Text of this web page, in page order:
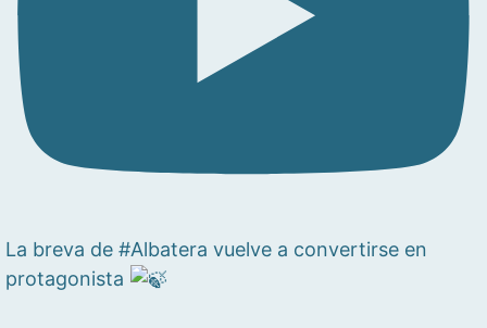
La breva de #Albatera vuelve a convertirse en
protagonista